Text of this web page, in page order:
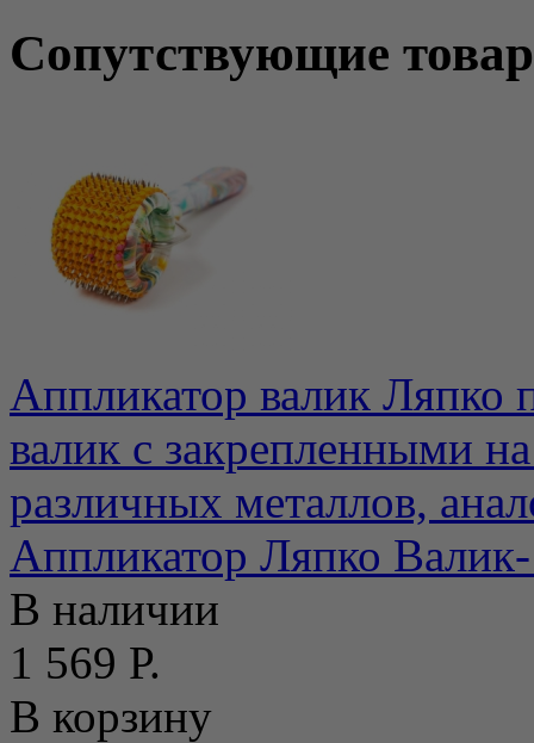
Сопутствующие
Аппликатор валик Ляпко
валик с закрепленными
различных металлов,
Аппликатор Ляпко
В наличии
1 569 Р.
В корзину